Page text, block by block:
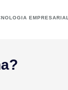
EMPRESARIAL